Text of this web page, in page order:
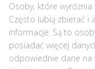
Osoby, które
Często lubią zbierać i
informacje. Są to
posiadać więcej
odpowiednie dane na